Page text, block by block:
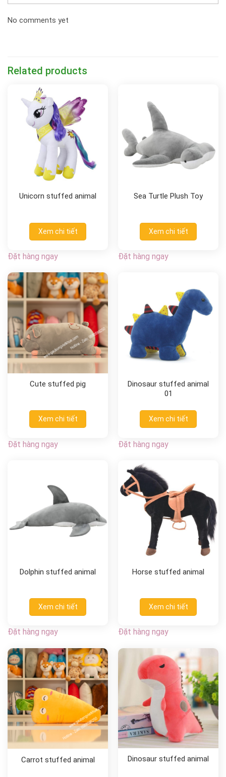
No comments yet
Related products
Unicorn stuffed animal
Xem chi tiết
Đặt hàng ngay
Sea Turtle Plush Toy
Xem chi tiết
Đặt hàng ngay
Cute stuffed pig
Xem chi tiết
Đặt hàng ngay
Dinosaur stuffed animal
01
Xem chi tiết
Đặt hàng ngay
Dolphin stuffed animal
Xem chi tiết
Đặt hàng ngay
Horse stuffed animal
Xem chi tiết
Đặt hàng ngay
Carrot stuffed animal Dinosaur stuffed animal